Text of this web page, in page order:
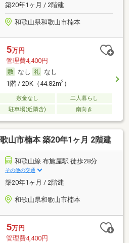
築20年1ヶ月 / 2階建
和歌山県和歌山市楠本
5万円
管理費4,400円
なし
なし
1階 / 2DK（44.82m2）
敷金なし
二人暮らし
駐車場(近隣含) 南向き
山市楠本 築20年1ヶ月 2階建
和歌山線 布施屋駅 徒歩28分
その他の交通
築20年1ヶ月 / 2階建
和歌山県和歌山市楠本
5万円
管理費4,400円